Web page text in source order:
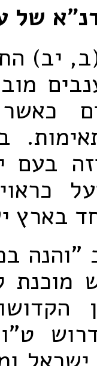
של
יב)
בארץ
"והנה
מוכנת